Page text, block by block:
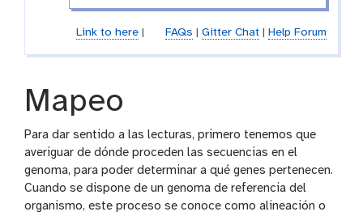
Link to here| FAQs | Gitter Chat| Help Forum
Mapeo
Para dar sentido a las lecturas, primero tenemos que
averiguar de dónde proceden las secuencias en el
genoma, para poder determinar a qué genes pertenecen.
Cuando se dispone de un genoma de referencia del
organismo, este proceso se conoce como alineación o